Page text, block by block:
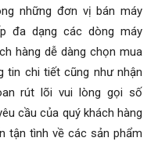
những đơn vị bán máy
đa dạng các dòng máy
hàng dễ dàng chọn mua
tin chi tiết cũng như nhận
rút lõi vui lòng gọi số
cầu của quý khách hàng
tận tình về các sản phẩm